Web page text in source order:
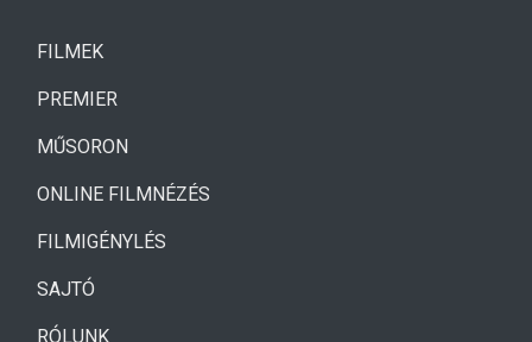
FILMEK(CURRENT)
PREMIER
MŰSORON
ONLINE FILMNÉZÉS
FILMIGÉNYLÉS
SAJTÓ
RÓLUNK